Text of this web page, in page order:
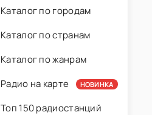
Каталог по городам
Каталог по странам
Каталог по жанрам
Радио на карте
НОВИНКА
Топ 150 радиостанций